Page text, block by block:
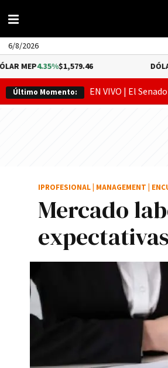
6/8/2026
$1,579.46 DÓLAR CCL
Último Momento: EN VIVO | El
Mercado
IPROFESIONAL MANAGEMENT